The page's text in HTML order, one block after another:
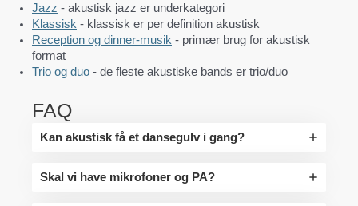
Jazz - akustisk jazz er underkategori
Klassisk - klassisk er per definition akustisk
Reception og dinner-musik - primær brug for akustisk
format
Trio og duo - de fleste akustiske bands er trio/duo
FAQ
Kan akustisk få et dansegulv i gang?
Skal vi have mikrofoner og PA?